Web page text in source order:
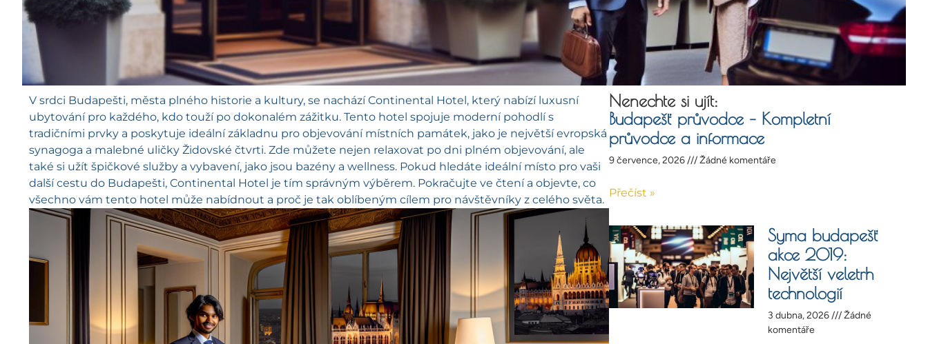
V srdci Budapešti, města plného historie a kultury, se nachází Continental Hotel, který nabízí luxusní
ubytování pro každého, kdo touží po dokonalém zážitku. Tento hotel spojuje moderní pohodlí s
tradičními prvky a poskytuje ideální základnu pro objevování místních památek, jako je největší evropská
synagoga a malebné uličky Židovské čtvrti. Zde můžete nejen relaxovat po dni plném objevování, ale
také si užít špičkové služby a vybavení, jako jsou bazény a wellness. Pokud hledáte ideální místo pro vaši
další cestu do Budapešti, Continental Hotel je tím správným výběrem. Pokračujte ve čtení a objevte, co
všechno vám tento hotel může nabídnout a proč je tak oblíbeným cílem pro návštěvníky z celého světa.
Nenechte si ujít:
Budapešť průvodce – Kompletní
průvodce a informace
9 července, 2026 Žádné komentáře
Přečíst »
Syma budapešť
akce 2019:
Největší veletrh
technologií
3 dubna, 2026
Žádné
komentáře